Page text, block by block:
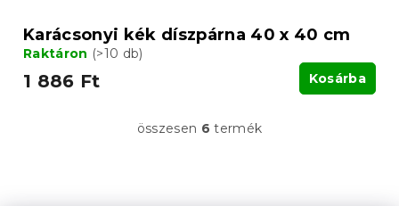
Karácsonyi kék díszpárna 40 x 40 cm
Raktáron (>10 db)
1 886 Ft Kosárba
L
összesen 6 termék